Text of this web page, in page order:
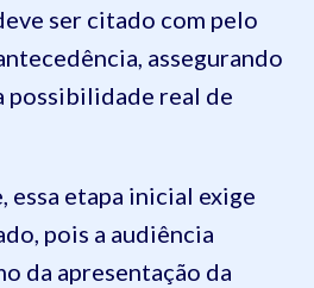
ser citado com pelo
assegurando
real de
essa etapa inicial exige
pois a audiência
da apresentação da